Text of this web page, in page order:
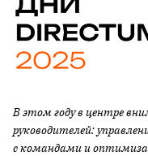
В этом году в центре
руководителей:
с командами и